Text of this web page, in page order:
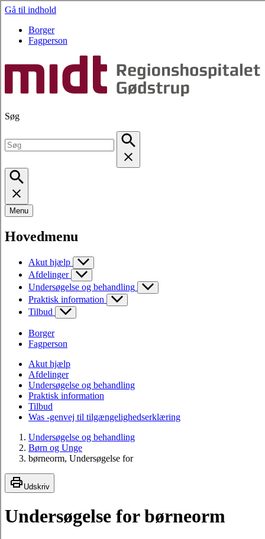
Gå til indhold
Borger
Fagperson
Søg
Menu
Hovedmenu
Akut hjælp
Afdelinger
Undersøgelse og behandling
Praktisk information
Tilbud
Borger
Fagperson
Akut hjælp
Afdelinger
Undersøgelse og behandling
Praktisk information
Tilbud
Was -genvej til tilgængelighedserklæring
Undersøgelse og behandling
Børn og Unge
børneorm, Undersøgelse for
Udskriv
Undersøgelse for børneorm